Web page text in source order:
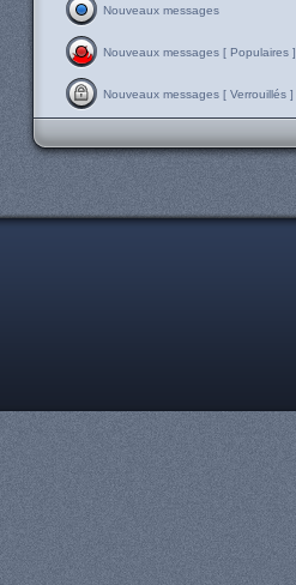
Nouveaux messages
Nouveaux messages [ Populaires ]
Nouveaux messages [ Verrouillés ]